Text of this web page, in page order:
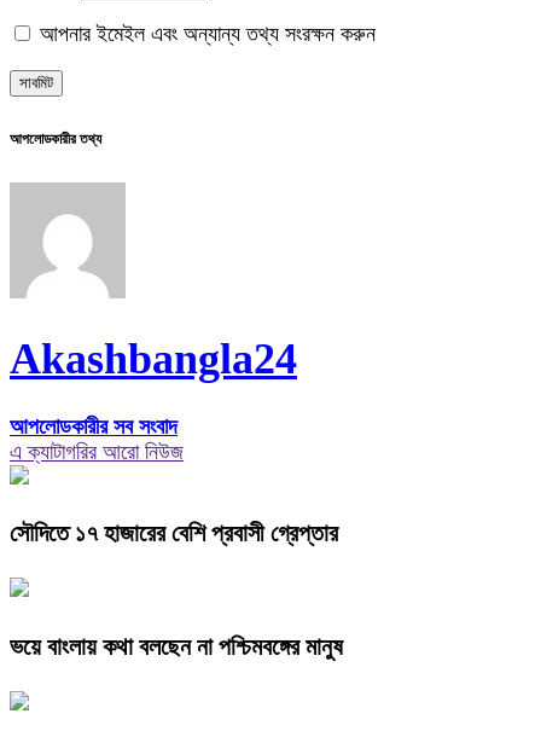
আপনার ইমেইল এবং অন্যান্য তথ্য সংরক্ষন করুন
আপলোডকারীর তথ্য
Akashbangla24
আপলোডকারীর সব সংবাদ
এ ক্যাটাগরির আরো নিউজ
সৌদিতে ১৭ হাজারের বেশি প্রবাসী গ্রেপ্তার
ভয়ে বাংলায় কথা বলছেন না পশ্চিমবঙ্গের মানুষ